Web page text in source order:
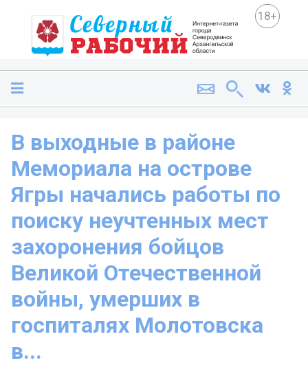
18+
В выходные в районе
Мемориала на острове
Ягры начались работы по
поиску неучтенных мест
захоронения бойцов
Великой Отечественной
войны, умерших в
госпиталях Молотовска
в...